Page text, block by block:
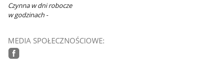
Czynna w dni robocze
w godzinach -
MEDIA SPOŁECZNOŚCIOWE: